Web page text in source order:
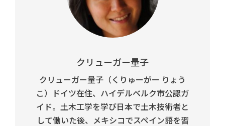
クリューガー量子
クリューガー量子（くりゅーがー りょう
こ）ドイツ在住、ハイデルベルク市公認ガ
イド。土木工学を学び日本で土木技術者と
して働いた後、メキシコでスペイン語を習